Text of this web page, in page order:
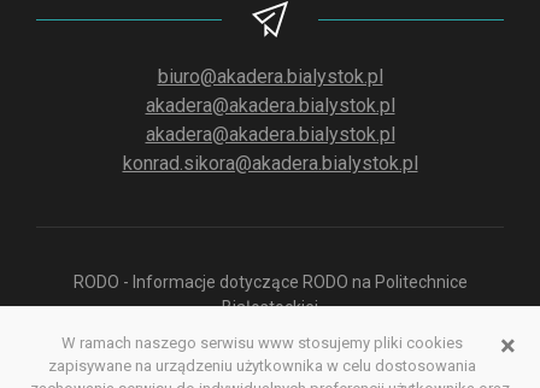
biuro@akadera.bialystok.pl
akadera@akadera.bialystok.pl
akadera@akadera.bialystok.pl
konrad.sikora@akadera.bialystok.pl
RODO - Informacje dotyczące RODO na Politechnice
Białostockiej
Polityka prywatności aplikacji służącej do odsłuchu Radia
×
W ramach naszego serwisu www stosujemy pliki cookies
zapisywane na urządzeniu użytkownika w celu dostosowania